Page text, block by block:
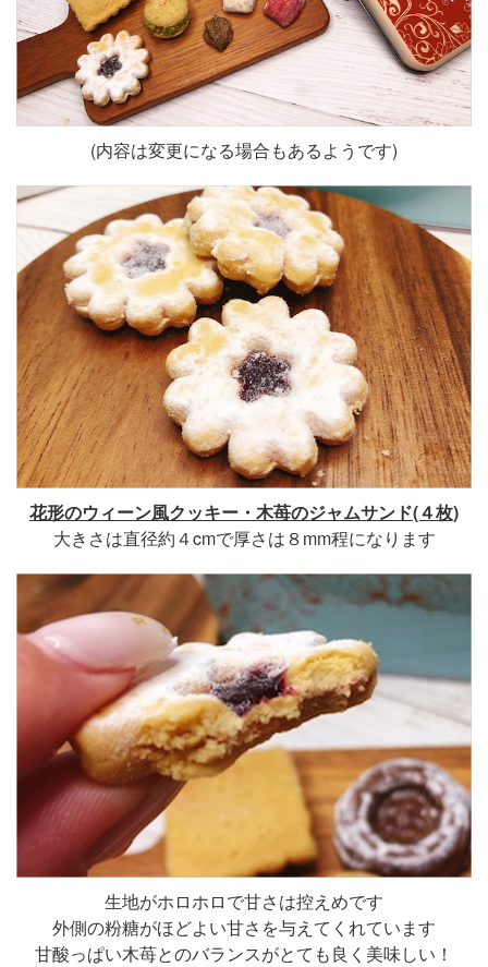
(内容は変更になる場合もあるようです)
花形のウィーン風クッキー・木苺のジャムサンド(４枚)
大きさは直径約４cmで厚さは８mm程になります
生地がホロホロで甘さは控えめです
外側の粉糖がほどよい甘さを与えてくれています
甘酸っぱい木苺とのバランスがとても良く美味しい！